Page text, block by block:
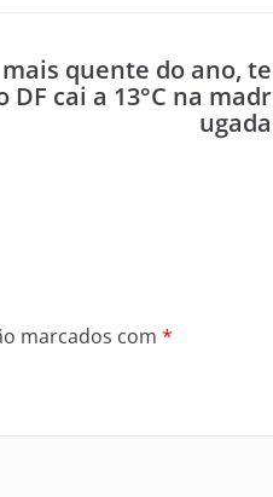
quente do ano, te
cai a 13°C na madr
ugada
marcados com *